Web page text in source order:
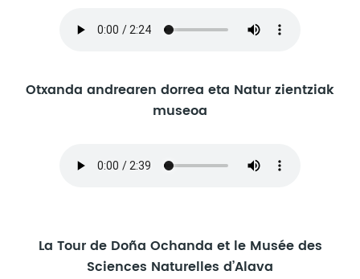
Otxanda andrearen dorrea eta Natur zientziak
museoa
La Tour de Doña Ochanda et le Musée des
Sciences Naturelles d’Alava